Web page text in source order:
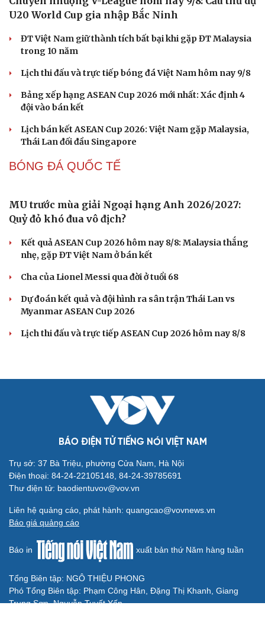
Pickleball Việt Nam có chung kết trong mơ tại Ho
Chi Minh City Open 2026
mơ tại Ho Chi Minh City Open?
Backhand hai tay
Pickleball
Nam
BÓNG ĐÁ VIỆT NAM
U20 World Cup gia nhập Bắc Ninh
ĐT Việt Nam giữ thành tích bất bại khi gặp ĐT Malaysia
trong 10 năm
Lịch thi đấu và trực tiếp bóng đá Việt Nam hôm nay 9/8
Bảng xếp hạng ASEAN Cup 2026 mới nhất: Xác định 4
đội vào bán kết
Lịch bán kết ASEAN Cup 2026: Việt Nam gặp Malaysia,
Thái Lan đối đầu Singapore
BÓNG ĐÁ QUỐC TẾ